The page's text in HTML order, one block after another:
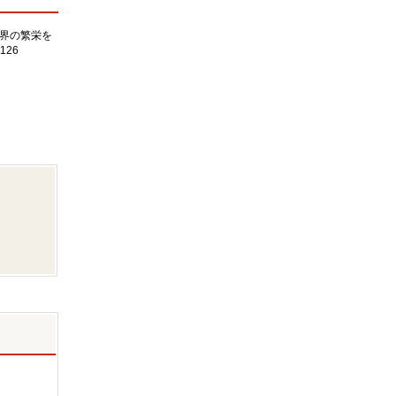
の繁栄を